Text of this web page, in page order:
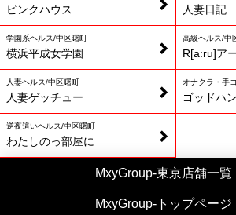
ピンクハウス 人妻日記
学園系ヘルス/中区曙町
横浜平成女学園
高級ヘルス/中
R[a:ru]ア
人妻ヘルス/中区曙町
人妻ゲッチュー
オナクラ・手
ゴッドハ
逆夜這いヘルス/中区曙町
わたしのっ部屋に
MxyGroup-東京店舗一
MxyGroup-トップペー